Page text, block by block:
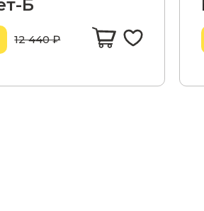
Б
12 440 ₽